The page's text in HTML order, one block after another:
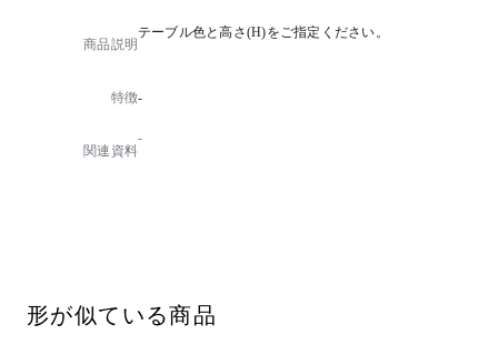
商品説明
テーブル色と高さ(H)をご指定ください。
特徴-
関連資料
-
形が似ている商品